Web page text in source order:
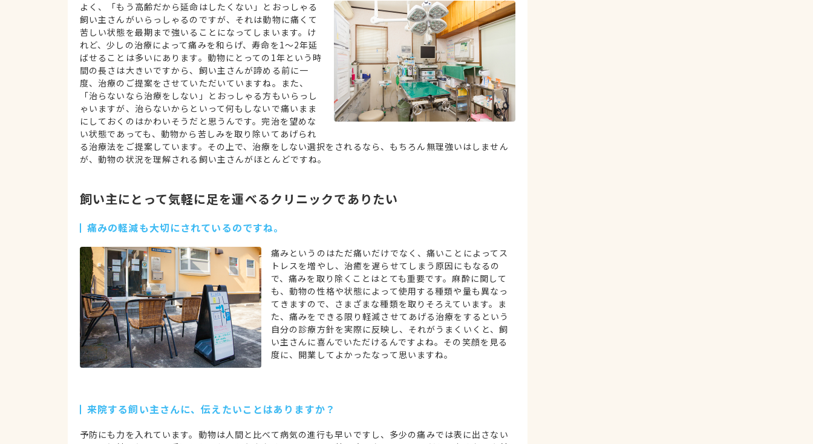
よく、「もう高齢だから延命はしたくない」とおっしゃる
飼い主さんがいらっしゃるのですが、それは動物に痛くて
苦しい状態を最期まで強いることになってしまいます。け
れど、少しの治療によって痛みを和らげ、寿命を1～2年延
ばせることは多いにあります。動物にとっての1年という時
間の長さは大きいですから、飼い主さんが諦める前に一
度、治療のご提案をさせていただいていますね。また、
「治らないなら治療をしない」とおっしゃる方もいらっし
ゃいますが、治らないからといって何もしないで痛いまま
にしておくのはかわいそうだと思うんです。完治を望めな
い状態であっても、動物から苦しみを取り除いてあげられ
る治療法をご提案しています。その上で、治療をしない選択をされるなら、もちろん無理強いはしません
が、動物の状況を理解される飼い主さんがほとんどですね。
飼い主にとって気軽に足を運べるクリニックでありたい
痛みの軽減も大切にされているのですね。
痛みというのはただ痛いだけでなく、痛いことによってス
トレスを増やし、治癒を遅らせてしまう原因にもなるの
で、痛みを取り除くことはとても重要です。麻酔に関して
も、動物の性格や状態によって使用する種類や量も異なっ
てきますので、さまざまな種類を取りそろえています。ま
た、痛みをできる限り軽減させてあげる治療をするという
自分の診療方針を実際に反映し、それがうまくいくと、飼
い主さんに喜んでいただけるんですよね。その笑顔を見る
度に、開業してよかったなって思いますね。
来院する飼い主さんに、伝えたいことはありますか？
予防にも力を入れています。動物は人間と比べて病気の進行も早いですし、多少の痛みでは表に出さない